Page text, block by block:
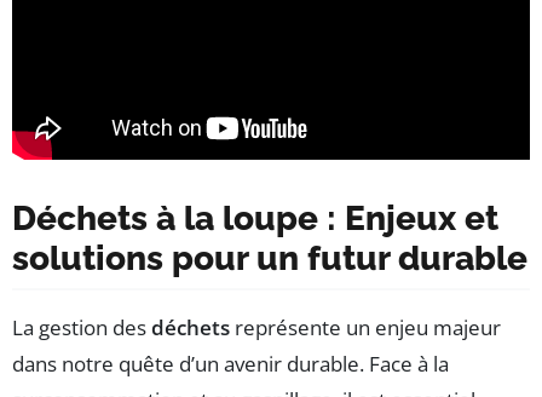
Déchets à la loupe : Enjeux et
solutions pour un futur durable
La gestion desdéchets représente un enjeu majeur
dans notre quête d’un avenir durable. Face à la